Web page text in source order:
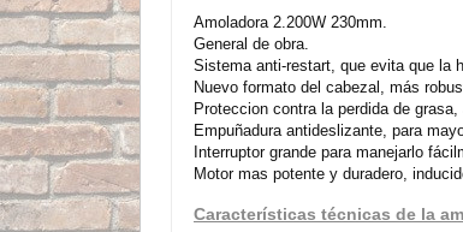
Amoladora 2.200W 230mm.
General de obra.
Sistema anti-restart, que evita que la
Nuevo formato del cabezal, más
Proteccion contra la perdida de
Empuñadura antideslizante, para
Interruptor grande para manejarlo
Motor mas potente y duradero,
Características técnicas de la